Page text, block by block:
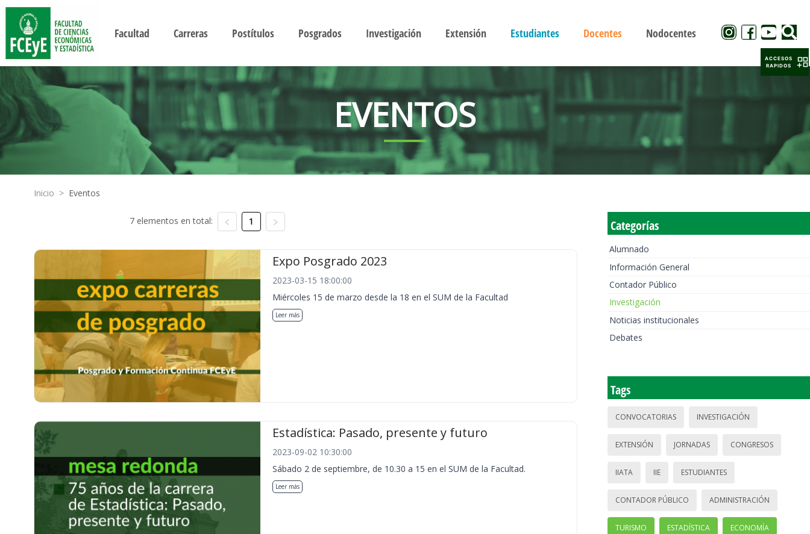
Facultad Carreras Postítulos Posgrados Investigación Extensión Estudiantes Docentes Nodocentes
EVENTOS
Inicio > Eventos
7 elementos en total: 1
Expo Posgrado 2023
2023-03-15 18:00:00
Miércoles 15 de marzo desde la 18 en el SUM de la Facultad
Leer más
Estadística: Pasado, presente y futuro
2023-09-02 10:30:00
Sábado 2 de septiembre, de 10.30 a 15 en el SUM de la Facultad.
Leer más
Categorías
Alumnado
Información General
Contador Público
Investigación
Noticias institucionales
Debates
Tags
CONVOCATORIAS INVESTIGACIÓN
EXTENSIÓN JORNADAS CONGRESOS
IIATA IIE ESTUDIANTES
CONTADOR PÚBLICO ADMINISTRACIÓN
TURISMO ESTADÍSTICA ECONOMÍA
ACCESOS
RAPIDOS